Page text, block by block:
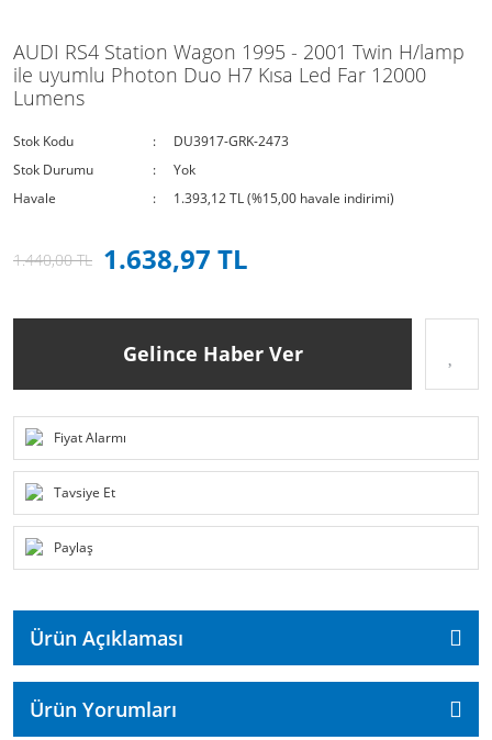
AUDI RS4 Station Wagon 1995 - 2001 Twin H/lamp
ile uyumlu Photon Duo H7 Kısa Led Far 12000
Lumens
Stok Kodu
DU3917-GRK-2473
Stok Durumu
Yok
Havale
1.393,12 TL (%15,00 havale indirimi)
1.440,00 TL 1.638,97 TL
Gelince Haber Ver
Fiyat Alarmı
Tavsiye Et
Paylaş
Ürün Açıklaması
Ürün Yorumları